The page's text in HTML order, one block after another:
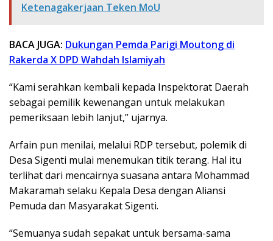
Ketenagakerjaan Teken MoU
BACA JUGA: Dukungan Pemda Parigi Moutong di
Rakerda X DPD Wahdah Islamiyah
“Kami serahkan kembali kepada Inspektorat Daerah
sebagai pemilik kewenangan untuk melakukan
pemeriksaan lebih lanjut,” ujarnya.
Arfain pun menilai, melalui RDP tersebut, polemik di
Desa Sigenti mulai menemukan titik terang. Hal itu
terlihat dari mencairnya suasana antara Mohammad
Makaramah selaku Kepala Desa dengan Aliansi
Pemuda dan Masyarakat Sigenti.
“Semuanya sudah sepakat untuk bersama-sama